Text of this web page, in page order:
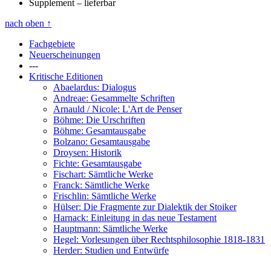
Supplement – lieferbar
nach oben ↑
Fachgebiete
Neuerscheinungen
---
Kritische Editionen
Abaelardus: Dialogus
Andreae: Gesammelte Schriften
Arnauld / Nicole: L'Art de Penser
Böhme: Die Urschriften
Böhme: Gesamtausgabe
Bolzano: Gesamtausgabe
Droysen: Historik
Fichte: Gesamtausgabe
Fischart: Sämtliche Werke
Franck: Sämtliche Werke
Frischlin: Sämtliche Werke
Hülser: Die Fragmente zur Dialektik der Stoiker
Harnack: Einleitung in das neue Testament
Hauptmann: Sämtliche Werke
Hegel: Vorlesungen über Rechtsphilosophie 1818-1831
Herder: Studien und Entwürfe